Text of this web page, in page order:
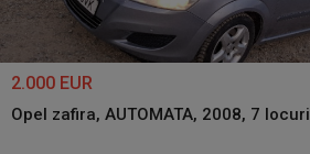
2.000 EUR
Opel zafira, AUTOMATA, 2008, 7 locuri